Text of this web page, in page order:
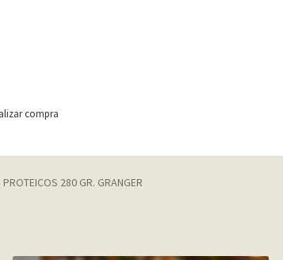
compra
ContactFinalizar compraFrequently Questions
PROTEICOS 280 GR. GRANGER